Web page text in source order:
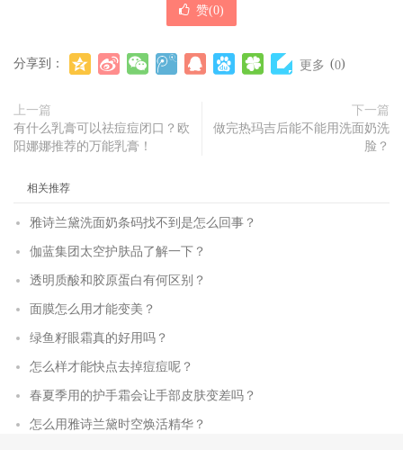
赞(0)
分享到： 更多 (0)
上一篇
有什么乳膏可以祛痘痘闭口？欧
阳娜娜推荐的万能乳膏！
下一篇
做完热玛吉后能不能用洗面奶洗
脸？
相关推荐
雅诗兰黛洗面奶条码找不到是怎么回事？
伽蓝集团太空护肤品了解一下？
透明质酸和胶原蛋白有何区别？
面膜怎么用才能变美？
绿鱼籽眼霜真的好用吗？
怎么样才能快点去掉痘痘呢？
春夏季用的护手霜会让手部皮肤变差吗？
怎么用雅诗兰黛时空焕活精华？